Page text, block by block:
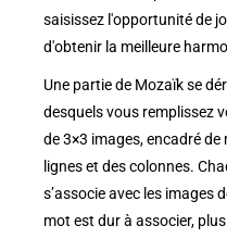
saisissez l'opportunité de
d'obtenir la meilleure
Une partie de Mozaïk se
desquels vous remplissez
de 3×3 images, encadré
lignes et des colonnes.
s’associe avec les images
mot est dur à associer,